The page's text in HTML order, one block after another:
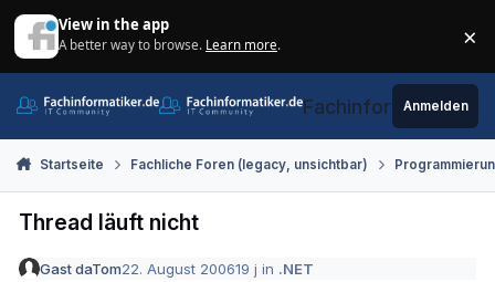
View in the app
A better way to browse. Learn more. ×
Fachinformatiker.de
Anmelden
Startseite Fachliche Foren (legacy, unsichtbar)
Thread läuft nicht
Gast daTom22. August 200619 j in .NET